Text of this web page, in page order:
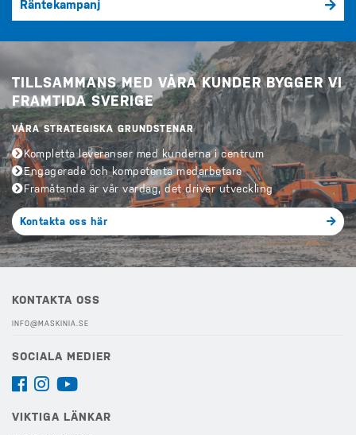
Räntekampanj
TILLSAMMANS MED VÅRA KUNDER BYGGER VI
FRAMTIDA SVERIGE
VÅRA STRATEGISKA GRUNDSTENAR
Kompletta leveranser med kunderna i centrum
Engagerade och kompetenta medarbetare
Framåtanda är vår vardag, det driver utveckling
Kontakta oss här
KONTAKTA OSS
INFO@MASKINIA.SE
SOCIALA MEDIER
VIKTIGA LÄNKAR